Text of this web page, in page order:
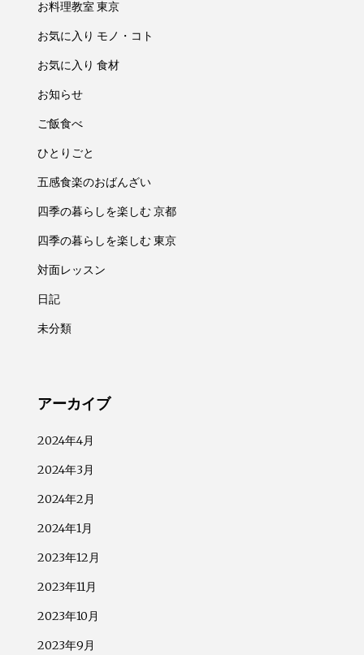
お料理教室 東京
お気に入り モノ・コト
お気に入り 食材
お知らせ
ご飯食べ
ひとりごと
五感食楽のおばんざい
四季の暮らしを楽しむ 京都
四季の暮らしを楽しむ 東京
対面レッスン
日記
未分類
アーカイブ
2024年4月
2024年3月
2024年2月
2024年1月
2023年12月
2023年11月
2023年10月
2023年9月